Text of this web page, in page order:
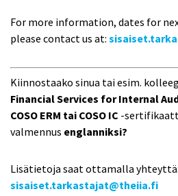
For more information, dates for
please contact us at:
Kiinnostaako sinua tai esim.
Financial Services for Internal
COSO ERM tai COSO IC -
valmennus englanniksi?
Lisätietoja saat ottamalla yhteyttä:
sisaiset.tarkastajat@theiia.fi